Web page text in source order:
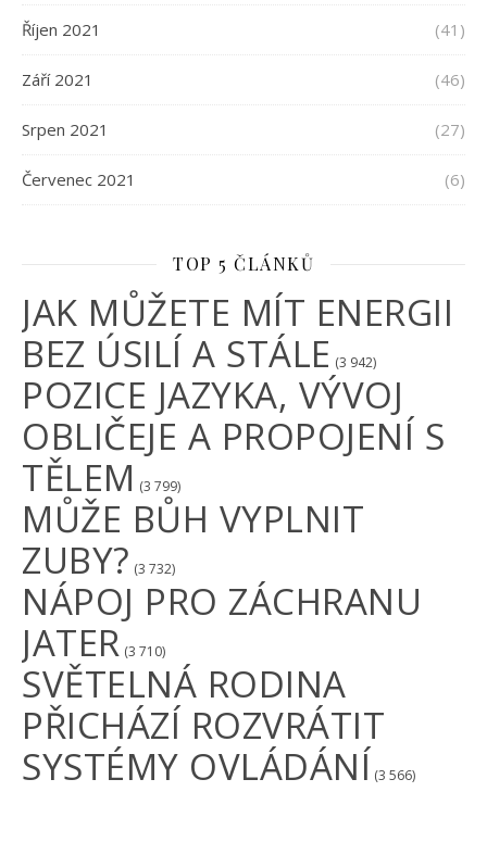
Říjen 2021 (41)
Září 2021 (46)
Srpen 2021 (27)
Červenec 2021 (6)
TOP 5 ČLÁNKŮ
JAK MŮŽETE MÍT ENERGII
BEZ ÚSILÍ A STÁLE (3 942)
POZICE JAZYKA, VÝVOJ
OBLIČEJE A PROPOJENÍ S
TĚLEM (3 799)
MŮŽE BŮH VYPLNIT
ZUBY? (3 732)
NÁPOJ PRO ZÁCHRANU
JATER (3 710)
SVĚTELNÁ RODINA
PŘICHÁZÍ ROZVRÁTIT
SYSTÉMY OVLÁDÁNÍ (3 566)